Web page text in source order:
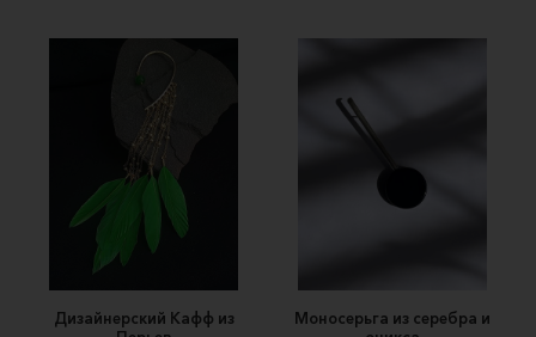
Дизайнерский Кафф из
Моносерьга из серебра и